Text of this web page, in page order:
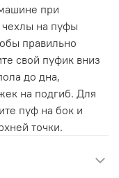
при
на пуфы
правильно
свой пуфик вниз
до дна,
на подгиб. Для
пуф на бок и
точки.